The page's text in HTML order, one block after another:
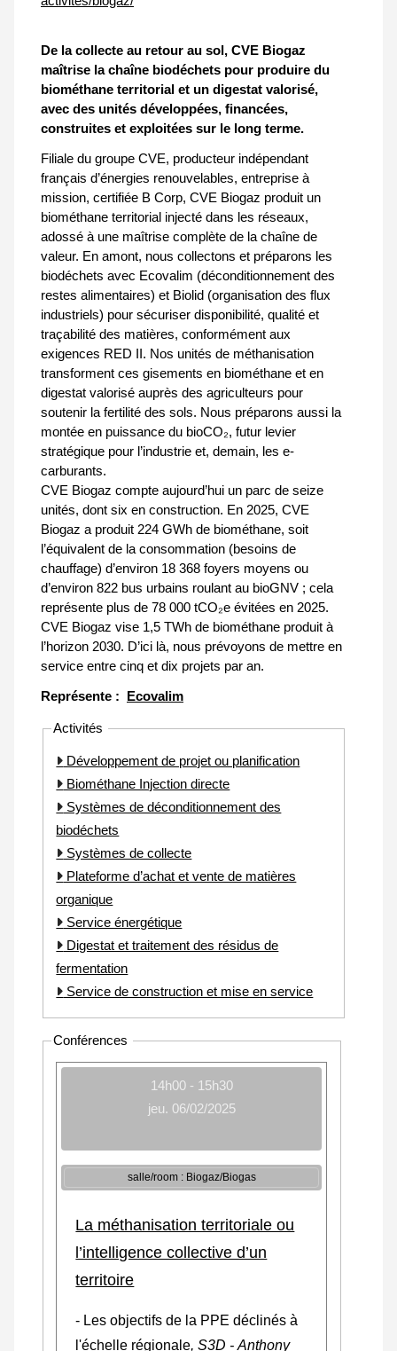
De la collecte au retour au sol, CVE Biogaz
maîtrise la chaîne biodéchets pour produire du
biométhane territorial et un digestat valorisé,
avec des unités développées, financées,
construites et exploitées sur le long terme.
Filiale du groupe CVE, producteur indépendant
français d’énergies renouvelables, entreprise à
mission, certifiée B Corp, CVE Biogaz produit un
biométhane territorial injecté dans les réseaux,
adossé à une maîtrise complète de la chaîne de
valeur. En amont, nous collectons et préparons les
biodéchets avec Ecovalim (déconditionnement des
restes alimentaires) et Biolid (organisation des flux
industriels) pour sécuriser disponibilité, qualité et
traçabilité des matières, conformément aux
exigences RED II. Nos unités de méthanisation
transforment ces gisements en biométhane et en
digestat valorisé auprès des agriculteurs pour
soutenir la fertilité des sols. Nous préparons aussi la
montée en puissance du bioCO₂, futur levier
stratégique pour l’industrie et, demain, les e-
carburants.
CVE Biogaz compte aujourd’hui un parc de seize
unités, dont six en construction. En 2025, CVE
Biogaz a produit 224 GWh de biométhane, soit
l’équivalent de la consommation (besoins de
chauffage) d’environ 18 368 foyers moyens ou
d’environ 822 bus urbains roulant au bioGNV ; cela
représente plus de 78 000 tCO₂e évitées en 2025.
CVE Biogaz vise 1,5 TWh de biométhane produit à
l’horizon 2030. D’ici là, nous prévoyons de mettre en
service entre cinq et dix projets par an.
Représente : Ecovalim
Activités
Développement de projet ou planification
Biométhane Injection directe
Systèmes de déconditionnement des
biodéchets
Systèmes de collecte
Plateforme d’achat et vente de matières
organique
Service énergétique
Digestat et traitement des résidus de
fermentation
Service de construction et mise en service
Conférences
14h00 - 15h30
jeu. 06/02/2025
salle/room : Biogaz/Biogas
La méthanisation territoriale ou
l’intelligence collective d’un
territoire
- Les objectifs de la PPE déclinés à
l'échelle régionale, S3D - Anthony